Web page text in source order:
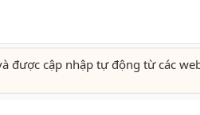
được cập nhập tự động từ các